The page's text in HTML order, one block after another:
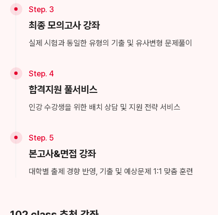
Step. 3
최종 모의고사 강좌
실제 시험과 동일한 유형의 기출 및 유사변형 문제풀이
Step. 4
합격지원 풀서비스
인강 수강생을 위한 배치 상담 및 지원 전략 서비스
Step. 5
본고사&면접 강좌
대학별 출제 경향 반영, 기출 및 예상문제 1:1 맞춤 훈련